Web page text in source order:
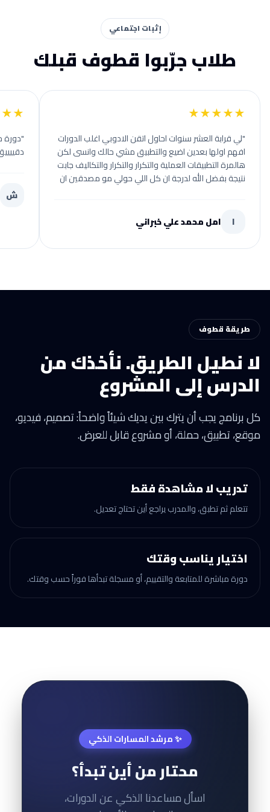
إثبات اجتماعي
طلاب جرّبوا قطوف قبلك
★★★★★
"لي قرابة العشر سنوات احاول اتقن الادوبي اغلب الدورات
افهم اولها بعدين اضيع والتطبيق مشي حالك وانسى لكن
هالمرة التطبيقات العملية والتكرار والتكرار والتكاليف جابت
نتيجة بفضل الله لدرجة ان كل اللي حولي مو مصدقين ان
المواقع اللي تتيح الصوتيات واللي تتيح الهوية اللونية .. الخ
تأسيس متكامل اي شخص يبغى الادوبي وشهادة
معتمدة من الدوبي لا تتعدون قطوووف ! بدون تردد"
ا امل محمد علي خبراني
"دورة
ش
طريقة قطوف
لا نطيل الطريق. نأخذك من
الدرس إلى المشروع
كل برنامج يجب أن يترك بين يديك شيئاً واضحاً: تصميم، فيديو،
موقع، تطبيق، حملة، أو مشروع قابل للعرض.
تدريب لا مشاهدة فقط
تتعلم ثم تطبق، والمدرب يراجع أين تحتاج تعديل.
اختيار يناسب وقتك
دورة مباشرة للمتابعة والتقييم، أو مسجلة تبدأها فوراً حسب وقتك.
✨ مرشد المسارات الذكي
محتار من أين تبدأ؟
اسأل مساعدنا الذكي عن الدورات،